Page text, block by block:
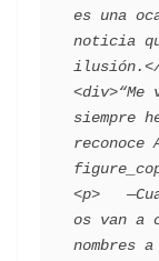
es una
noticia
siempre
reconoce
<p>
os van a
nombres